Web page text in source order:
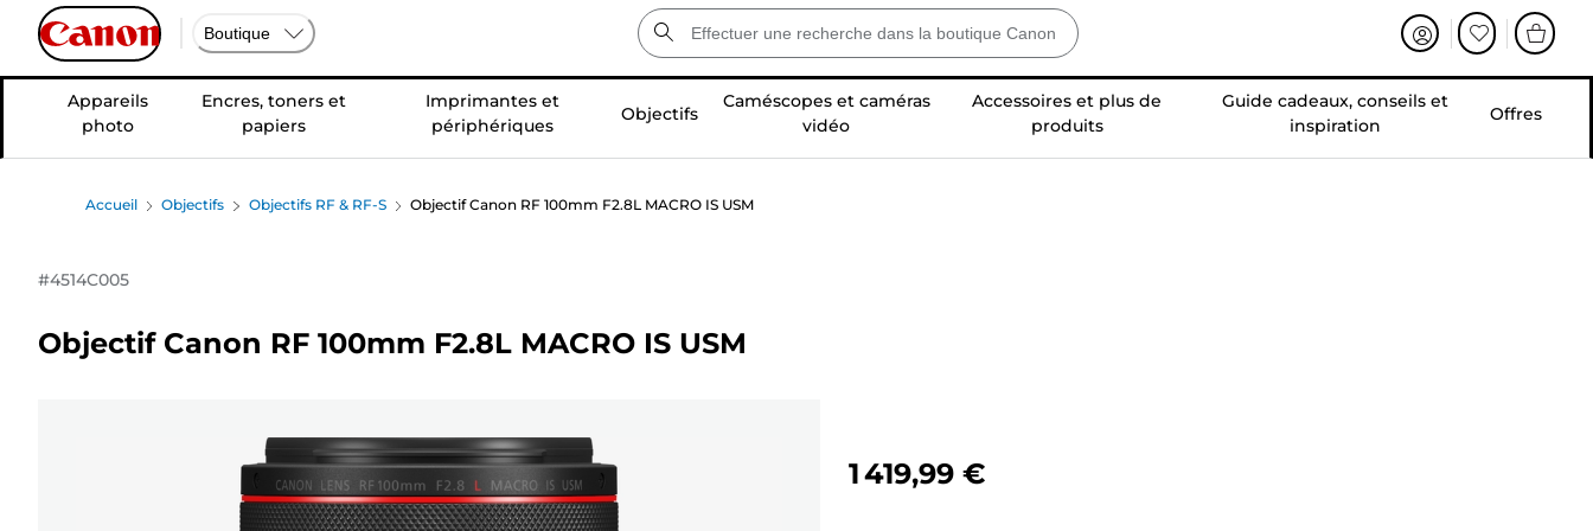
Boutique
Appareils
photo
Encres, toners et
papiers
Imprimantes et
périphériques
Objectifs
Caméscopes et caméras
vidéo
Accessoires et plus de
produits
Guide cadeaux, conseils et
inspiration
Offres
Accueil Objectifs Objectifs RF & RF-S Objectif Canon RF 100mm F2.8L MACRO IS USM
#4514C005
Objectif Canon RF 100mm F2.8L MACRO IS USM
1 419,99 €